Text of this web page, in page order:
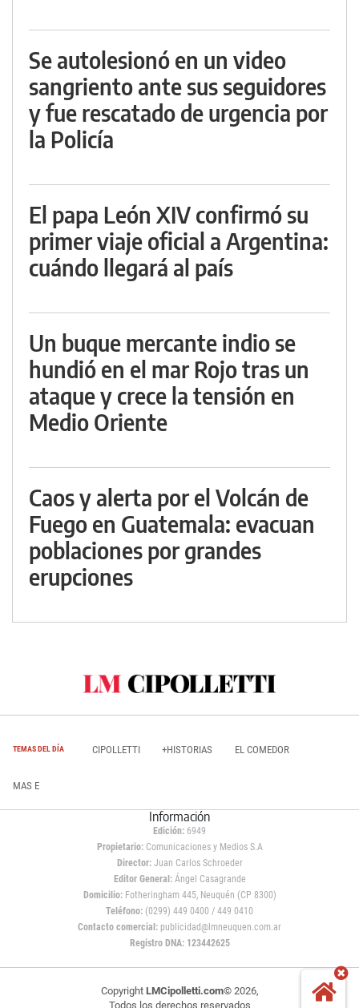
Se autolesionó en un video
sangriento ante sus seguidores
y fue rescatado de urgencia por
la Policía
El papa León XIV confirmó su
primer viaje oficial a Argentina:
cuándo llegará al país
Un buque mercante indio se
hundió en el mar Rojo tras un
ataque y crece la tensión en
Medio Oriente
Caos y alerta por el Volcán de
Fuego en Guatemala: evacuan
poblaciones por grandes
erupciones
TEMAS DEL DÍA CIPOLLETTI +HISTORIAS EL COMEDOR
MAS E
Información
Edición: 6949
Propietario:Comunicaciones y Medios S.A
Director: Juan Carlos Schroeder
Editor General:Ángel Casagrande
Domicilio:Fotheringham 445, Neuquén (CP 8300)
Teléfono: (0299) 449 0400 / 449 0410
Contacto comercial: publicidad@lmneuquen.com.ar
Registro DNA: 123442625
Copyright LMCipolletti.com© 2026,
Todos los derechos reservados